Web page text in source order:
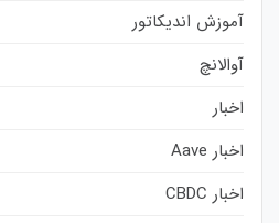
آموزش اندیکاتور
آوالانچ
اخبار
اخبار Aave
اخبار CBDC